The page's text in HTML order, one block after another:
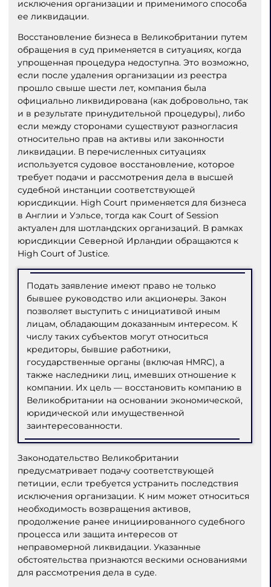
исключения организации и применимого способа
ее ликвидации.
Восстановление бизнеса в Великобритании путем
обращения в суд применяется в ситуациях, когда
упрощенная процедура недоступна. Это возможно,
если после удаления организации из реестра
прошло свыше шести лет, компания была
официально ликвидирована (как добровольно, так
и в результате принудительной процедуры), либо
если между сторонами существуют разногласия
относительно прав на активы или законности
ликвидации. В перечисленных ситуациях
используется судовое восстановление, которое
требует подачи и рассмотрения дела в высшей
судебной инстанции соответствующей
юрисдикции. High Court применяется для бизнеса
в Англии и Уэльсе, тогда как Court of Session
актуален для шотландских организаций. В рамках
юрисдикции Северной Ирландии обращаются к
High Court of Justice.
Подать заявление имеют право не только
бывшее руководство или акционеры. Закон
позволяет выступить с инициативой иным
лицам, обладающим доказанным интересом. К
числу таких субъектов могут относиться
кредиторы, бывшие работники,
государственные органы (включая HMRC), а
также наследники лиц, имевших отношение к
компании. Их цель — восстановить компанию в
Великобритании на основании экономической,
юридической или имущественной
заинтересованности.
Законодательство Великобритании
предусматривает подачу соответствующей
петиции, если требуется устранить последствия
исключения организации. К ним может относиться
необходимость возвращения активов,
продолжение ранее инициированного судебного
процесса или защита интересов от
неправомерной ликвидации. Указанные
обстоятельства признаются вескими основаниями
для рассмотрения дела в суде.